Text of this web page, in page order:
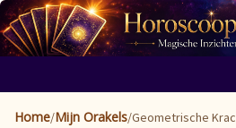
Home/Mijn Orakels/Geometrische